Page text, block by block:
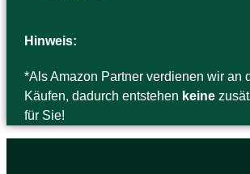
Hinweis:
*Als Amazon Partner verdienen wir an
Käufen, dadurch entstehen keine
für Sie!